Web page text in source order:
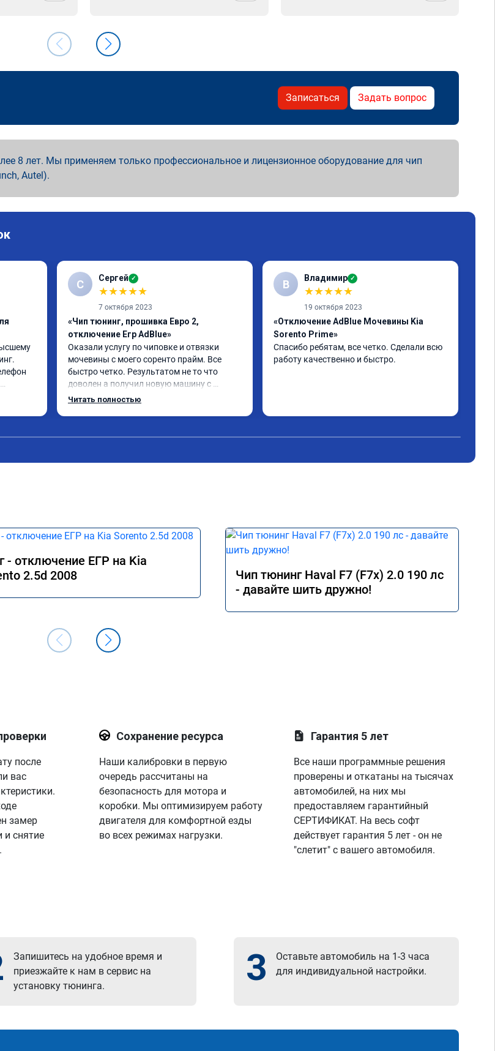
Записаться Задать вопрос
8 лет. Мы применяем только профессиональное и лицензионное оборудование для чип
Autel).
С Сергей ✓
★★★★★
7 октября 2023
«Чип тюнинг, прошивка Евро 2,
отключение Егр AdBlue»
Оказали услугу по чиповке и отвязки
мочевины с моего соренто прайм. Все
быстро четко. Результатом не то что
доволен а получил новую машину с
отличным откликом. Доволен как слон.
Читать полностью
В Владимир ✓
★★★★★
19 октября 2023
«Отключение AdBlue Мочевины Kia
Sorento Prime»
Спасибо ребятам, все четко. Сделали всю
работу качественно и быстро.
- отключение ЕГР на Kia
2.5d 2008
Чип тюнинг Haval F7 (F7x) 2.0 190 лс
- давайте шить дружно!
после
вас
замер
и снятие
Сохранение ресурса
Наши калибровки в первую
очередь рассчитаны на
безопасность для мотора и
коробки. Мы оптимизируем работу
двигателя для комфортной езды
во всех режимах нагрузки.
Гарантия 5 лет
Все наши программные решения
проверены и откатаны на тысячах
автомобилей, на них мы
предоставляем гарантийный
СЕРТИФИКАТ. На весь софт
действует гарантия 5 лет - он не
"слетит" с вашего автомобиля.
Запишитесь на удобное время и
приезжайте к нам в сервис на
установку тюнинга.
3
Оставьте автомобиль на 1-3 часа
для индивидуальной настройки.